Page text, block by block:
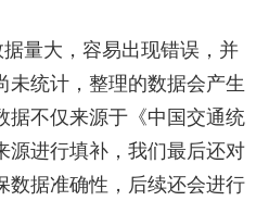
量大，容易出现错误，并
未统计，整理的数据会产生
据不仅来源于《中国交通统
源进行填补，我们最后还对
数据准确性，后续还会进行